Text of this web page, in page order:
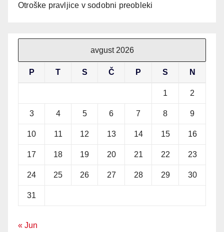
Otroške pravljice v sodobni preobleki
avgust 2026
P T S Č P S N
1 2
3 4 5 6 7 8 9
10 11 12 13 14 15 16
17 18 19 20 21 22 23
24 25 26 27 28 29 30
31
« Jun